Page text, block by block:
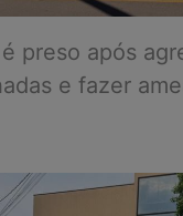
preso após
e fazer